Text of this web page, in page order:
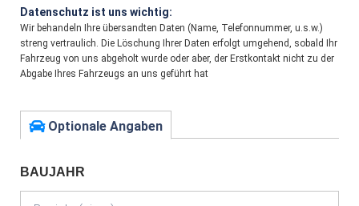
Datenschutz ist uns wichtig:
Wir behandeln Ihre übersandten Daten (Name, Telefonnummer, u.s.w.)
streng vertraulich. Die Löschung Ihrer Daten erfolgt umgehend, sobald Ihr
Fahrzeug von uns abgeholt wurde oder aber, der Erstkontakt nicht zu der
Abgabe Ihres Fahrzeugs an uns geführt hat
Optionale Angaben
BAUJAHR